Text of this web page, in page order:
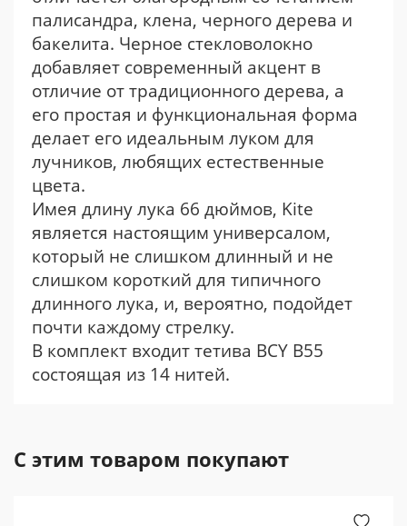
палисандра, клена, черного дерева и
бакелита. Черное стекловолокно
добавляет современный акцент в
отличие от традиционного дерева, а
его простая и функциональная форма
делает его идеальным луком для
лучников, любящих естественные
цвета.
Имея длину лука 66 дюймов, Kite
является настоящим универсалом,
который не слишком длинный и не
слишком короткий для типичного
длинного лука, и, вероятно, подойдет
почти каждому стрелку.
В комплект входит тетива BCY B55
состоящая из 14 нитей.
С этим товаром покупают